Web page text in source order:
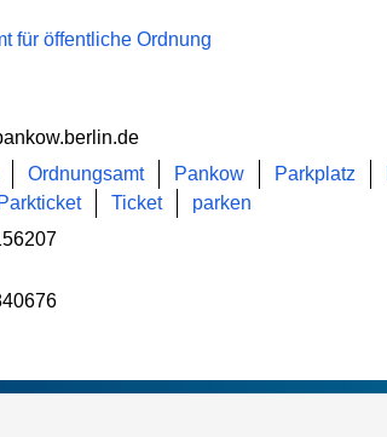
für öffentliche Ordnung
Ordnungsamt Pankow Parkplatz
Parkticket Ticket
parken